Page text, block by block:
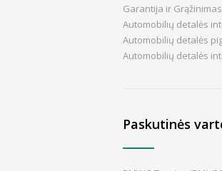
Garantija ir Grąžinimas
Automobilių detalės
Automobilių detalės
Automobilių detalės
Paskutinės